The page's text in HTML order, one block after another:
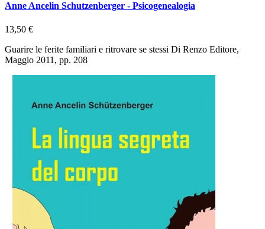
Anne Ancelin Schutzenberger - Psicogenealogia
13,50 €
Guarire le ferite familiari e ritrovare se stessi Di Renzo Editore,
Maggio 2011, pp. 208